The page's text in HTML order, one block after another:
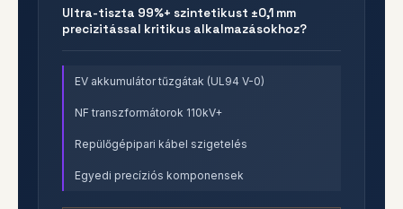
Ultra-tiszta 99%+ szintetikust ±0,1 mm
precizitással kritikus alkalmazásokhoz?
EV akkumulátor tűzgátak (UL94 V-0)
NF transzformátorok 110kV+
Repülőgépipari kábel szigetelés
Egyedi precíziós komponensek